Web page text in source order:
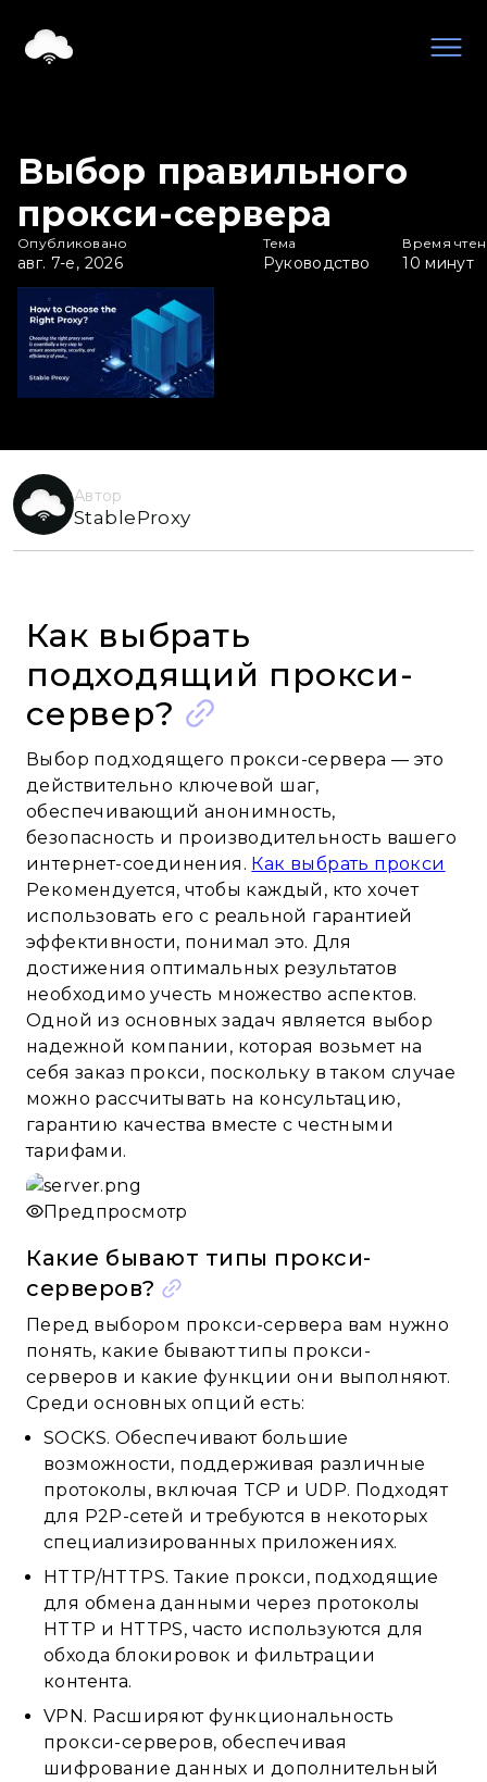
Выбор правильного
прокси-сервера
Опубликовано
авг. 7-е, 2026
Тема
Руководство
Время
10минут
Автор
StableProxy
Как выбрать
подходящий прокси-
сервер?
Выбор подходящего прокси-сервера — это
действительно ключевой шаг,
обеспечивающий анонимность,
безопасность и производительность вашего
интернет-соединения. Как выбрать прокси
Рекомендуется, чтобы каждый, кто хочет
использовать его с реальной гарантией
эффективности, понимал это. Для
достижения оптимальных результатов
необходимо учесть множество аспектов.
Одной из основных задач является выбор
надежной компании, которая возьмет на
себя заказ прокси, поскольку в таком случае
можно рассчитывать на консультацию,
гарантию качества вместе с честными
тарифами.
Предпросмотр
Какие бывают типы прокси-
серверов?
Перед выбором прокси-сервера вам нужно
понять, какие бывают типы прокси-
серверов и какие функции они выполняют.
Среди основных опций есть:
SOCKS. Обеспечивают большие
возможности, поддерживая различные
протоколы, включая TCP и UDP. Подходят
для P2P-сетей и требуются в некоторых
специализированных приложениях.
HTTP/HTTPS. Такие прокси, подходящие
для обмена данными через протоколы
HTTP и HTTPS, часто используются для
обхода блокировок и фильтрации
контента.
VPN. Расширяют функциональность
прокси-серверов, обеспечивая
шифрование данных и дополнительный